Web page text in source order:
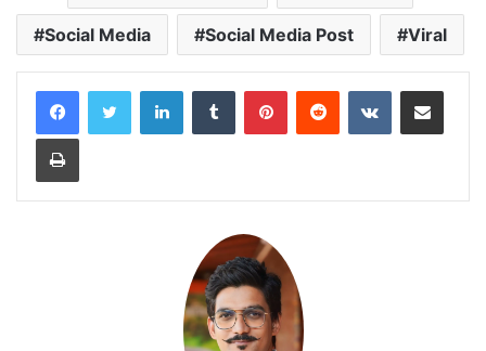
Social Media Social Media Post Viral
LinkedInTumblr PinterestReddit VKontakteShare via Email
Print